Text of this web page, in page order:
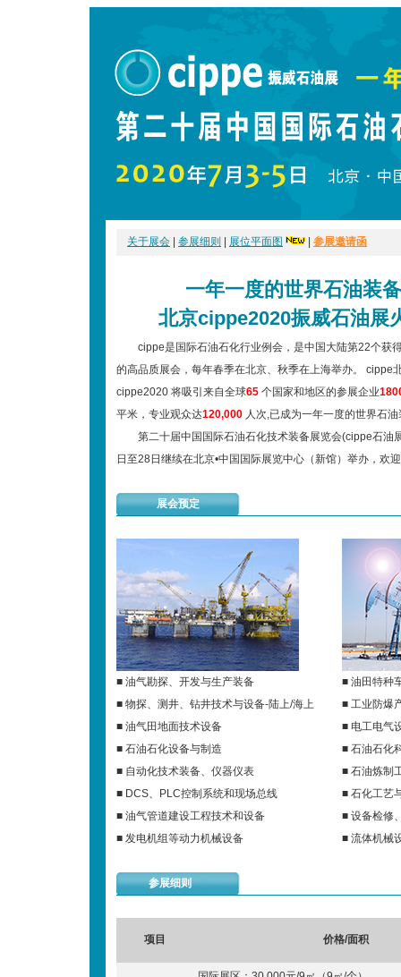
关于展会 参展细则 展位平面图 参展邀请函
一年一度的世界石油装
北京cippe2020振威石油展
cippe是国际石油石化行业例会，是中国大陆第22个获
的高品质展会，每年春季在北京、秋季在上海举办。 cippe
cippe2020 将吸引来自全球65 个国家和地区的参展企业
平米，专业观众达120,000 人次,已成为一年一度的世界石
第二十届中国国际石油石化技术装备展览会(cippe石油
日至28日继续在北京•中国国际展览中心（新馆）举办，欢
展会预定
■ 油气勘探、开发与生产装备
■ 物探、测井、钻井技术与设备-陆上/海上
■ 油气田地面技术设备
■ 石油石化设备与制造
■ 自动化技术装备、仪器仪表
■ DCS、PLC控制系统和现场总线
■ 油气管道建设工程技术和设备
■ 发电机组等动力机械设备
■ 油田特种
■ 工业防爆
■ 电工电气
■ 石油石化
■ 石油炼制
■ 石化工艺
■ 设备检修
■ 流体机械
参展细则
项目 价格/面积